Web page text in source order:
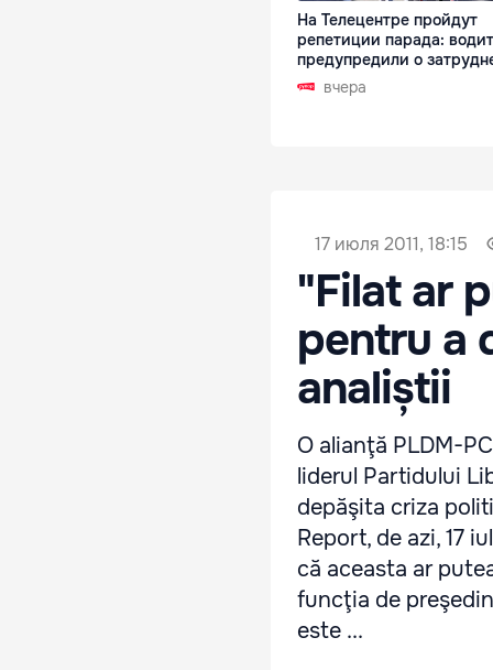
На Телецентре пройдут
репетиции парада:
предупредили о
вчера
17 июля 2011, 18:15
"Filat ar
pentru a
analiștii
O alianţă PLDM-
liderul Partidului
depăşita criza
Report, de azi, 17
că aceasta ar
funcţia de
este ...